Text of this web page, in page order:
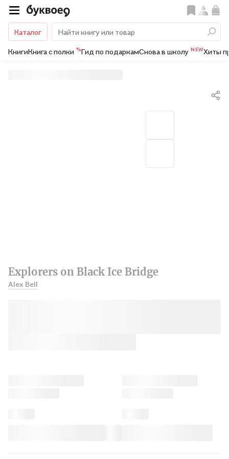
Каталог
КнигиКнига с полки %Гид по подаркамСнова в школу NEWХиты
Explorers on Black Ice Bridge
Alex Bell